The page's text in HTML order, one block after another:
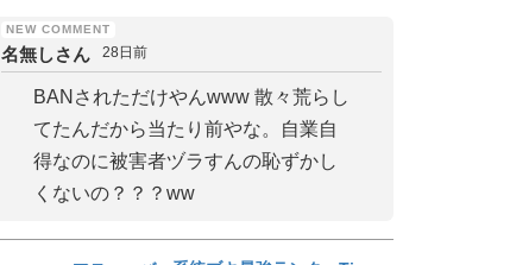
名無しさん 28日前
BANされただけやんwww 散々荒らし
てたんだから当たり前やな。自業自
得なのに被害者ヅラすんの恥ずかし
くないの？？？ww